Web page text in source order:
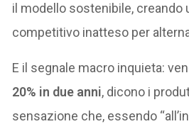
il modello sostenibile, creando
competitivo inatteso per
E il segnale macro inquieta:
20% in due anni, dicono i
sensazione che, essendo